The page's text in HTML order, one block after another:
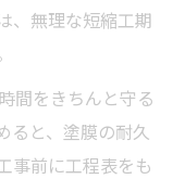
、無理な短縮工期
間をきちんと守る
ると、塗膜の耐久
事前に工程表をも